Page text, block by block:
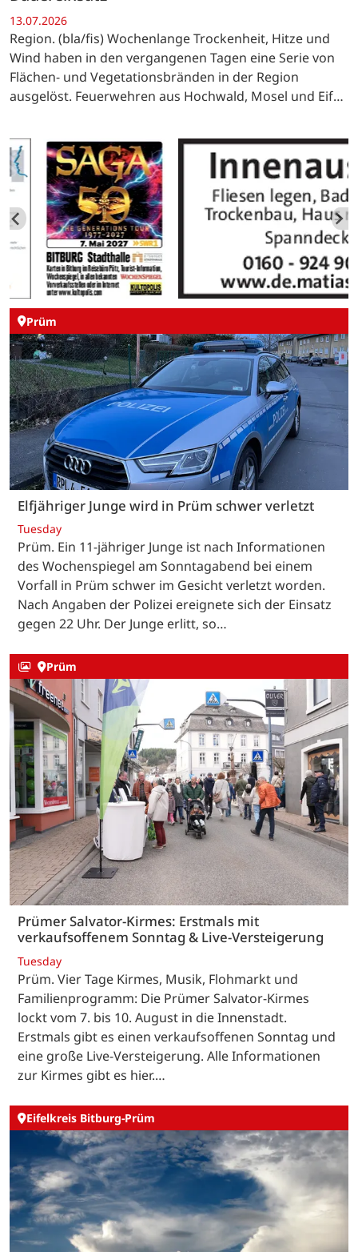
13.07.2026
Region. (bla/fis) Wochenlange Trockenheit, Hitze und
Wind haben in den vergangenen Tagen eine Serie von
Flächen- und Vegetationsbränden in der Region
ausgelöst. Feuerwehren aus Hochwald, Mosel und Eifel
kleine…
Prüm
Elfjähriger Junge wird in Prüm schwer verletzt
Tuesday
Prüm. Ein 11-jähriger Junge ist nach Informationen
des Wochenspiegel am Sonntagabend bei einem
Vorfall in Prüm schwer im Gesicht verletzt worden.
Nach Angaben der Polizei ereignete sich der Einsatz
gegen 22 Uhr. Der Junge erlitt, so…
Prüm
Prümer Salvator-Kirmes: Erstmals mit
verkaufsoffenem Sonntag & Live-Versteigerung
Tuesday
Prüm. Vier Tage Kirmes, Musik, Flohmarkt und
Familienprogramm: Die Prümer Salvator-Kirmes
lockt vom 7. bis 10. August in die Innenstadt.
Erstmals gibt es einen verkaufsoffenen Sonntag und
eine große Live-Versteigerung. Alle Informationen
zur Kirmes gibt es hier.…
Eifelkreis Bitburg-Prüm